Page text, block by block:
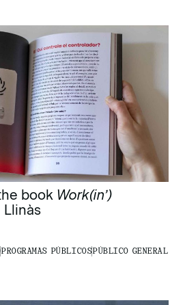
book Work(in’)
Llinàs
PROGRAMAS PÚBLICOSPÚBLICO GENERAL